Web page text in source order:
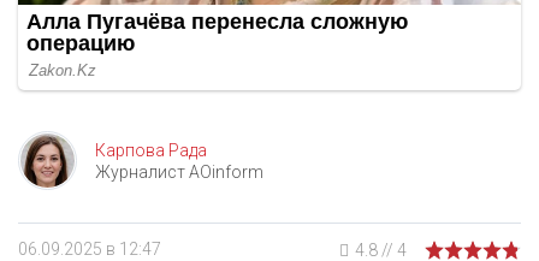
Карпова Рада
Журналист AOinform
06.09.2025 в 12:47 4.8 // 4